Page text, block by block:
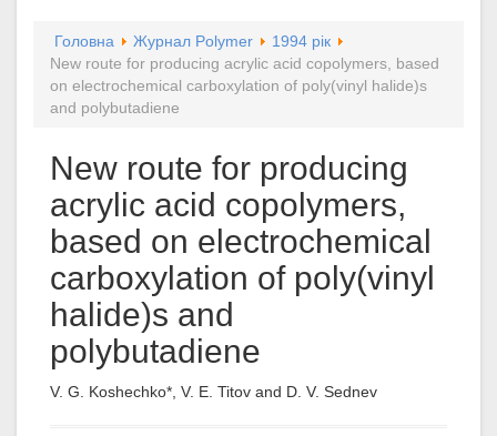
Головна Журнал Polymer
1994 рік
New route for producing acrylic acid copolymers, based
on electrochemical carboxylation of poly(vinyl halide)s
and polybutadiene
New route for producing
acrylic acid copolymers,
based on electrochemical
carboxylation of poly(vinyl
halide)s and
polybutadiene
V. G. Koshechko*, V. E. Titov and D. V. Sednev